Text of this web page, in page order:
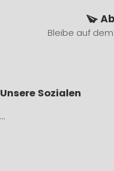
Bleibe auf
Unsere Sozialen
…